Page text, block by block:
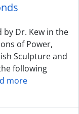
by Dr. Kew in the
of Power,
Sculpture and
following
more